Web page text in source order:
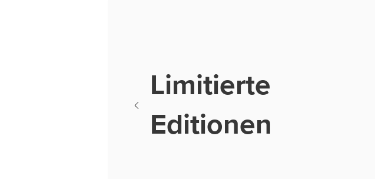
Limitierte
Editionen